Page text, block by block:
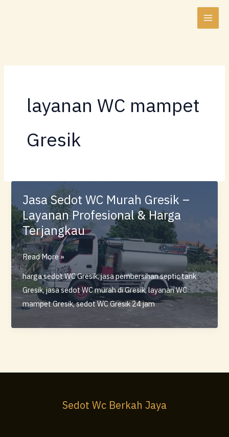
layanan WC mampet
Gresik
Jasa Sedot WC Murah Gresik –
Layanan Profesional & Harga
Terjangkau
Jasa
Sedot
WC
Murah
Gresik
Read More »
harga sedot WC Gresik,jasa pembersihan septic tank
Gresik,jasa sedot WC murah di Gresik,layanan WC
mampet Gresik,sedot WC Gresik 24 jam
Sedot Wc Berkah Jaya